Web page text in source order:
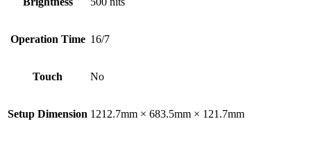
Operation Time 16/7
Touch No
Setup Dimension 1212.7mm × 683.5mm × 121.7mm